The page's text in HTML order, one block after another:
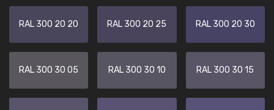
RAL 300 20 20 RAL 300 20 25 RAL 300 20 30
RAL 300 30 05 RAL 300 30 10 RAL 300 30 15